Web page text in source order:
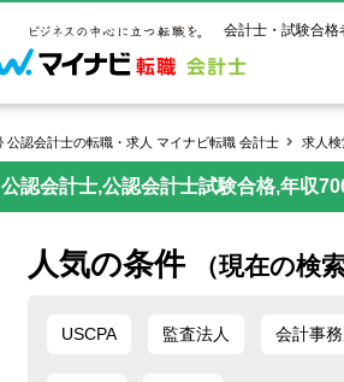
会計士・試験合
マイナビ転職
ご利用の流れ
年齢別転職ポ
2回目以降の転
受験資格・申
試験合格後の流
公認会計士
USCPA（米国
公認会計士の転職・求人 マイナビ転職 会計士 求人検
公認会計士,公認会計士試験合格,年収
人気の条件 （現在の検
USCPA 監査法人 会計事